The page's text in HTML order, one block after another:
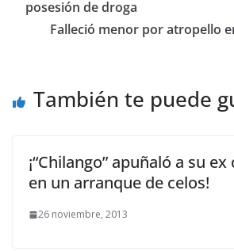
posesión de droga
Falleció menor por atropello
También te puede
¡“Chilango” apuñaló a su
en un arranque de celos!
26 noviembre, 2013